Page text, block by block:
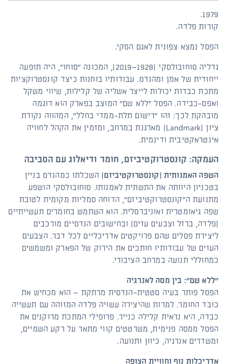
1979.
קורות פלדה.
הפסל נמצא צפונית לאגם הסקי.
גדליה סוחובולסקי (1928–2019), המכונה "סוחו", היה תופעה
ייחודית של אמן ומהנדס. עבודותיו בוחנות כיצד קונסטרוקציות
מתכת כבדות יכולות לייצר אשליה של קלילות, שיווי משקל
ואפס-כבידה. הפסל "ללא שם" המוצב בפארק הוא דוגמה
מובהקת לכך: זהו "רישום תלת-ממדי בחלל", המהווה נקודת
ציון (Landmark) מארגנת במרחב, ומזמין את הקהל לחוויה
אינטראקטיבית ודינמית.
העמקה: קונסטרוקטיביזם, חומר ודיאלוג עם הסביבה
השפה האמנותית (קונסטרוקטיביזם)
השכלתו כמהנדס בניין
בטכניון היוותה את התשתית לאמנותו. סוחובולסקי הושפע
מתנועת ה"קונסטרוקטיביזם", הדוחה סמליות מקומית לטובת
שפה גיאומטרית ואוניברסלית. הוא השתמש בחומרים תעשייתיים
(פלדה, ברזל וצבעים עזים) ובחישובים הנדסיים מורכבים
ליצירת פסלים שהם פרויקטים אדריכליים לכל דבר. הצבעים
העזים של עבודותיו חותכים את הירוק של הפארק ומשמשים
כמחוללי תנועה במרחב הציבורי.
"ללא שם": בין מסה לאנרגיה
הפסל פותר בעיה סטטית-הנדסית מרתקת – הוא מכחיש את
כובד החומר. למרות שהיצירה עשויה פלדה המזוהה עם תעשייה
כבדה, היא נראית קלילה כנייר. פרופילי המתכת מרוקנים את
הפסל ממסה פנימית, משרטטים קווי מתאר על רקע השמיים,
ומשדרים אנרגיה, כיוון ותנועה.
אדריכלות נוף וחוויית הצופה